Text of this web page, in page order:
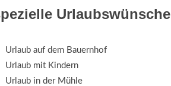
Urlaubswünsche
Urlaub auf dem Bauernhof
Urlaub mit Kindern
Urlaub in der Mühle